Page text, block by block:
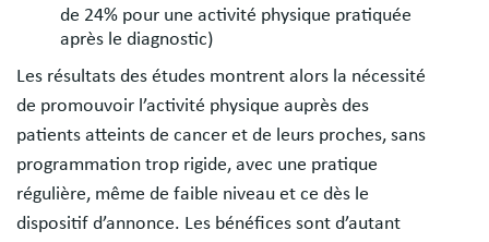
de 24% pour une activité physique pratiquée
après le diagnostic)
Les résultats des études montrent alors la nécessité
de promouvoir l’activité physique auprès des
patients atteints de cancer et de leurs proches, sans
programmation trop rigide, avec une pratique
régulière, même de faible niveau et ce dès le
dispositif d’annonce. Les bénéfices sont d’autant